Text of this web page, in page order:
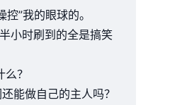
”我的眼球的。
小时刷到的全是搞笑
？
能做自己的主人吗？